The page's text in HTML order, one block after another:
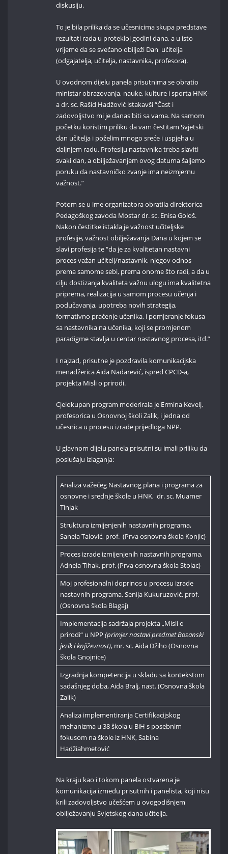
diskusiju.
To je bila prilika da se učesnicima skupa predstave
rezultati rada u protekloj godini dana, a u isto
vrijeme da se svečano obilježi Dan učitelja
(odgajatelja, učitelja, nastavnika, profesora).
U ovodnom dijelu panela prisutnima se obratio
ministar obrazovanja, nauke, kulture i sporta HNK-
a dr. sc. Rašid Hadžović istakavši “Čast i
zadovoljstvo mi je danas biti sa vama. Na samom
početku koristim priliku da vam čestitam Svjetski
dan učitelja i poželim mnogo sreće i uspjeha u
daljnjem radu. Profesiju nastavnika treba slaviti
svaki dan, a obilježavanjem ovog datuma šaljemo
poruku da nastavničko zvanje ima neizmjernu
važnost.”
Potom se u ime organizatora obratila direktorica
Pedagoškog zavoda Mostar dr. sc. Enisa Gološ.
Nakon čestitke istakla je važnost učiteljske
profesije, važnost obilježavanja Dana u kojem se
slavi profesija te “da je za kvalitetan nastavni
proces važan učitelj/nastavnik, njegov odnos
prema samome sebi, prema onome što radi, a da u
cilju dostizanja kvaliteta važnu ulogu ima kvalitetna
priprema, realizacija u samom procesu učenja i
podučavanja, upotreba novih strategija,
formativno praćenje učenika, i pomjeranje fokusa
sa nastavnika na učenika, koji se promjenom
paradigme stavlja u centar nastavnog procesa, itd.”
I najzad, prisutne je pozdravila komunikacijska
menadžerica Aida Nadarević, ispred CPCD-a,
projekta Misli o prirodi.
Cjelokupan program moderirala je Ermina Kevelj,
profesorica u Osnovnoj školi Zalik, i jedna od
učesnica u procesu izrade prijedloga NPP.
U glavnom dijelu panela prisutni su imali priliku da
poslušaju izlaganja:
Analiza važećeg Nastavnog plana i programa za
osnovne i srednje škole u HNK, dr. sc. Muamer
Tinjak
Struktura izmijenjenih nastavnih programa,
Sanela Talović, prof. (Prva osnovna škola Konjic)
Proces izrade izmijenjenih nastavnih programa,
Adnela Tihak, prof. (Prva osnovna škola Stolac)
Moj profesionalni doprinos u procesu izrade
nastavnih programa, Senija Kukuruzović, prof.
(Osnovna škola Blagaj)
Implementacija sadržaja projekta „Misli o
prirodi“ u NPP (primjer nastavi predmet Bosanski
jezik i književnost), mr. sc. Aida Džiho (Osnovna
škola Gnojnice)
Izgradnja kompetencija u skladu sa kontekstom
sadašnjeg doba, Aida Bralj, nast. (Osnovna škola
Zalik)
Analiza implementiranja Certifikacijskog
mehanizma u 38 škola u BiH s posebnim
fokusom na škole iz HNK, Sabina
Hadžiahmetović
Na kraju kao i tokom panela ostvarena je
komunikacija između prisutnih i panelista, koji nisu
krili zadovoljstvo učešćem u ovogodišnjem
obilježavanju Svjetskog dana učitelja.